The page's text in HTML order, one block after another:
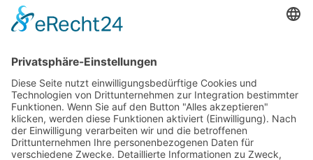
Weiterbildung und Schulung
SERVICE & RECHT
Infos zur Unparteilichkeit
Kontakt